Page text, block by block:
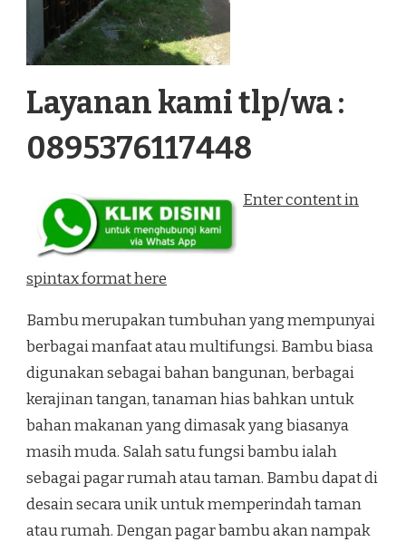
Layanan kami tlp/wa :
0895376117448
Enter content in
spintax format here
Bambu merupakan tumbuhan yang mempunyai
berbagai manfaat atau multifungsi. Bambu biasa
digunakan sebagai bahan bangunan, berbagai
kerajinan tangan, tanaman hias bahkan untuk
bahan makanan yang dimasak yang biasanya
masih muda. Salah satu fungsi bambu ialah
sebagai pagar rumah atau taman. Bambu dapat di
desain secara unik untuk memperindah taman
atau rumah. Dengan pagar bambu akan nampak